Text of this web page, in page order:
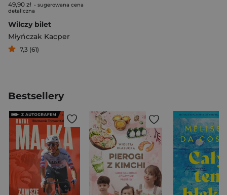
49,90 zł - sugerowana cena
detaliczna
Wilczy bilet
Młyńczak Kacper
7,3 (61)
Bestsellery